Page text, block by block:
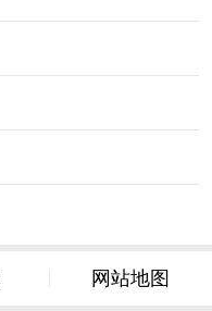
网站地图